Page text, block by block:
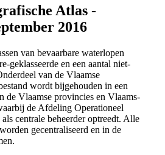
Atlas -
2016
van bevaarbare waterlopen
geklasseerde en een aantal niet-
van de Vlaamse
wordt bijgehouden in een
de Vlaamse provincies en Vlaams-
de Afdeling Operationeel
centrale beheerder optreedt. Alle
gecentraliseerd en in de